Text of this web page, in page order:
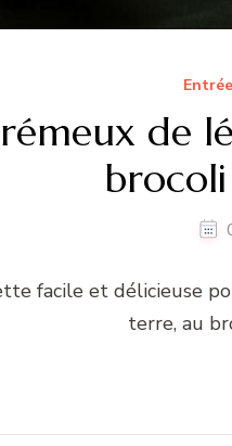
de
facile et délicieuse
terre, au